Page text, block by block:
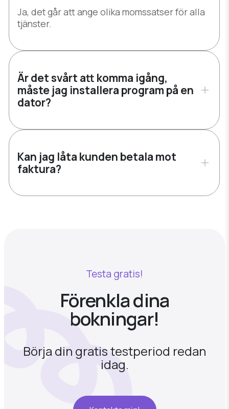
Ja, det går att ange olika momssatser för alla
tjänster.
Är det svårt att komma igång,
måste jag installera program på en
dator?
Nej, det enda du behöver är en webbsida där
både i dator och mobil.
Kan jag låta kunden betala mot
faktura?
Ja, om du väljer faktura som betalningssätt.
Testa gratis!
Förenkla dina
bokningar!
Börja din gratis testperiod redan
idag.